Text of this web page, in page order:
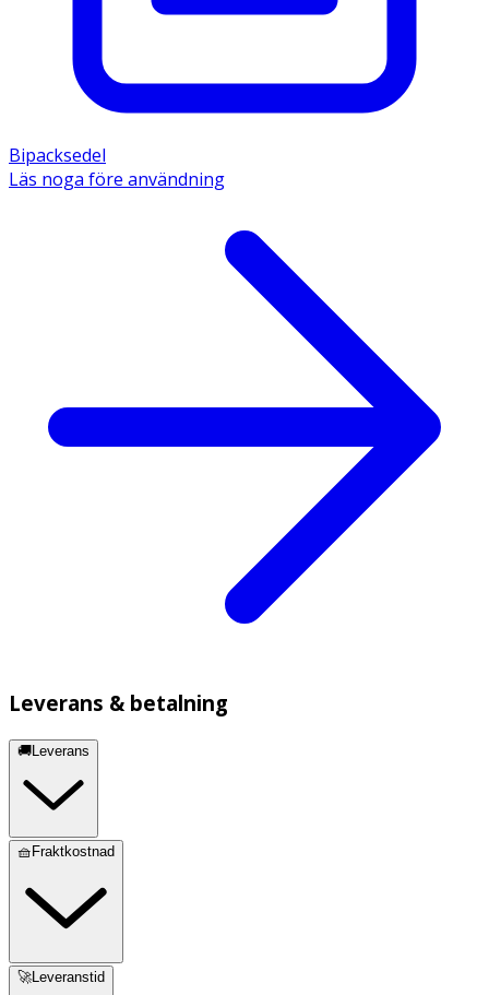
Bipacksedel
Läs noga före användning
Leverans & betalning
🚚Leverans
🧺Fraktkostnad
🚀Leveranstid